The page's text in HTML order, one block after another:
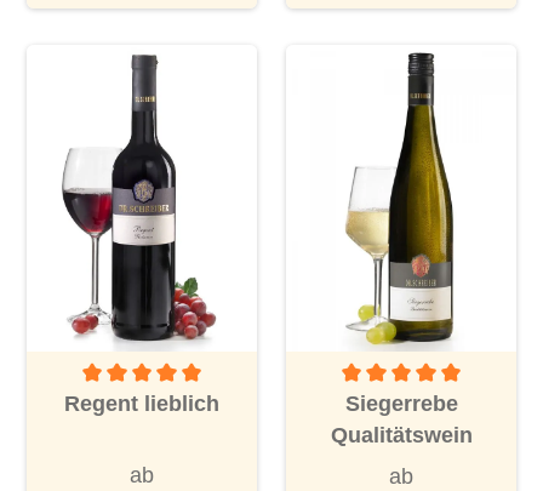
Durchschnittliche Bewertung von 5 von 5 Sternen
Regent lieblich
ab
Durchschnittliche
Siegerrebe
Qualitätswein
ab